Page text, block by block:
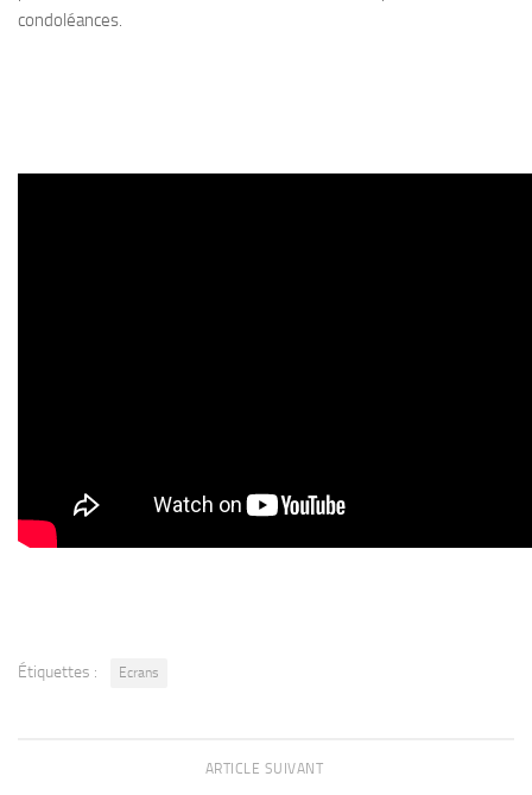
condoléances.
Étiquettes : Ecrans
ARTICLE SUIVANT